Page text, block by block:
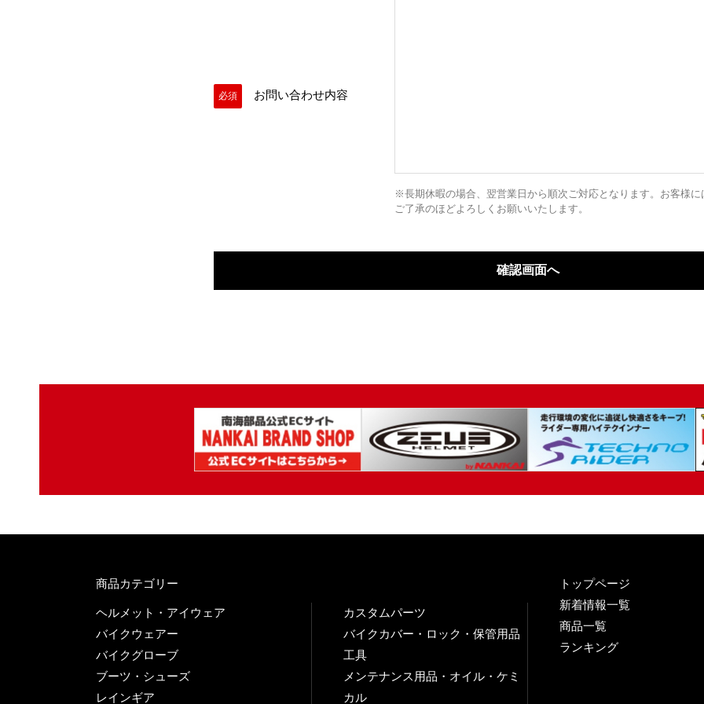
必須 お問い合わせ内容
※長期休暇の場合、翌営業日から順次ご対応となります。お客様に
ご了承のほどよろしくお願いいたします。
商品カテゴリー
ヘルメット・アイウェア
バイクウェアー
バイクグローブ
ブーツ・シューズ
レインギア
カスタムパーツ
バイクカバー・ロック・保管用品
工具
メンテナンス用品・オイル・ケミ
カル
トップページ
新着情報一覧
商品一覧
ランキング